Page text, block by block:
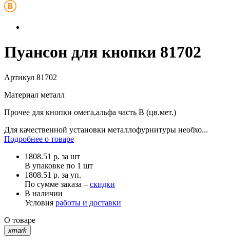
Пуансон для кнопки 81702
Артикул 81702
Материал металл
Прочее для кнопки омега,альфа часть В (цв.мет.)
Для качественной установки металлофурнитуры необхо...
Подробнее о товаре
1808.51 р. за шт
В упаковке по 1 шт
1808.51 р. за уп.
По сумме заказа – скидки
В наличии
Условия работы и доставки
О товаре
xmark